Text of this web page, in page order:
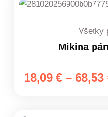
Všetky
Mikina
18,09 € – 68,53